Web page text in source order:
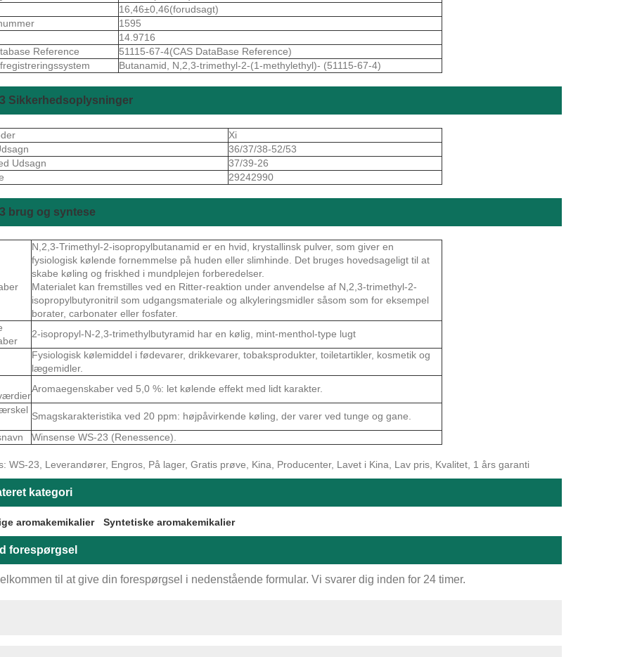
16,46±0,46(forudsagt)
1595
14.9716
Reference
51115-67-4(CAS DataBase Reference)
Butanamid, N,2,3-trimethyl-2-(1-methylethyl)- (51115-67-4)
Sikkerhedsoplysninger
Xi
36/37/38-52/53
Udsagn
37/39-26
29242990
brug og syntese
N,2,3-Trimethyl-2-isopropylbutanamid er en hvid, krystallinsk pulver, som giver en
fysiologisk kølende fornemmelse på huden eller slimhinde. Det bruges hovedsageligt til at
skabe køling og friskhed i mundplejen forberedelser.
Materialet kan fremstilles ved en Ritter-reaktion under anvendelse af N,2,3-trimethyl-2-
isopropylbutyronitril som udgangsmateriale og alkyleringsmidler såsom som for eksempel
borater, carbonater eller fosfater.
2-isopropyl-N-2,3-trimethylbutyramid har en kølig, mint-menthol-type lugt
Fysiologisk kølemiddel i fødevarer, drikkevarer, tobaksprodukter, toiletartikler, kosmetik og
lægemidler.
Aromaegenskaber ved 5,0 %: let kølende effekt med lidt karakter.
Smagskarakteristika ved 20 ppm: højpåvirkende køling, der varer ved tunge og gane.
Winsense WS-23 (Renessence).
WS-23, Leverandører, Engros, På lager, Gratis prøve, Kina, Producenter, Lavet i Kina, Lav pris, Kvalitet, 1 års garanti
kategori
aromakemikalier Syntetiske aromakemikalier
forespørgsel
til at give din forespørgsel i nedenstående formular. Vi svarer dig inden for 24 timer.